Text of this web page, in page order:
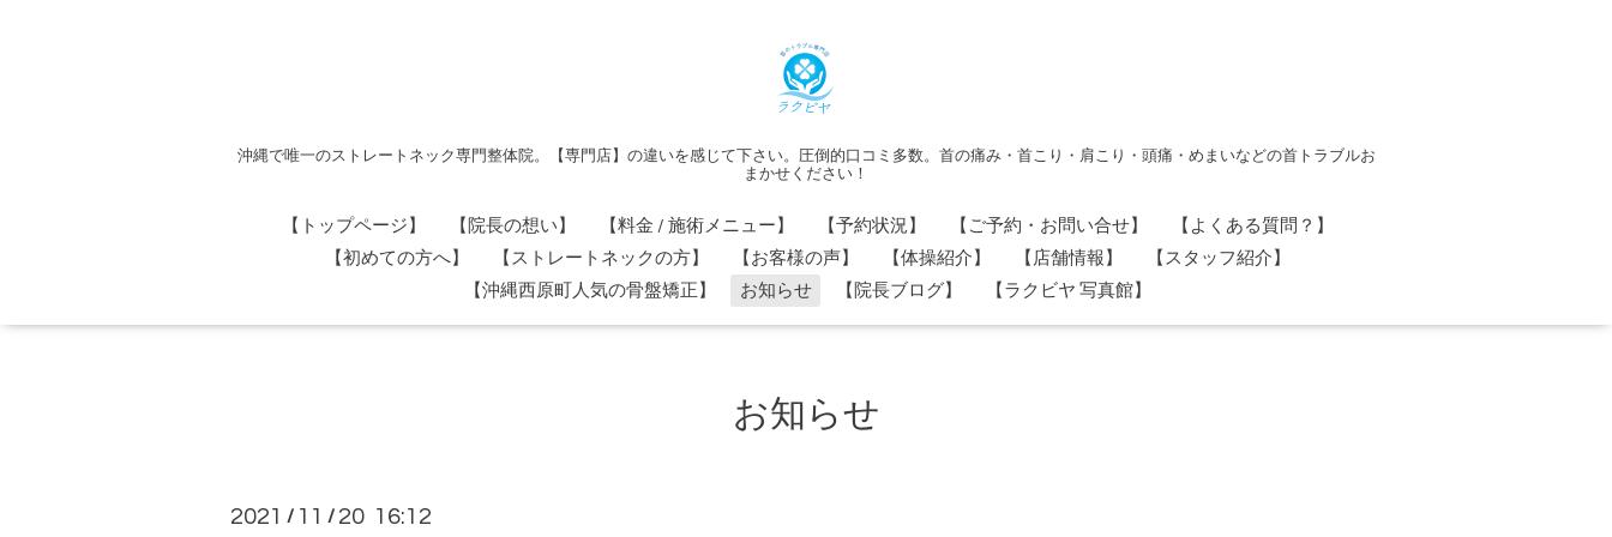
沖縄で唯一のストレートネック専門整体院。【専門店】の違いを感じて下さい。圧倒的口コミ多数。首の痛み・首こり・肩こり・頭痛・めまいなどの首トラブルお
まかせください！
【トップページ】 【院長の想い】 【料金 / 施術メニュー】 【予約状況】 【ご予約・お問い合せ】
【よくある質問？】
【初めての方へ】
【ストレートネックの方】 【お客様の声】 【体操紹介】 【店舗情報】
【スタッフ紹介】
【沖縄西原町人気の骨盤矯正】
お知らせ 【院長ブログ】 【ラクビヤ 写真館】
お知らせ
2021 / 11 / 20 16:12